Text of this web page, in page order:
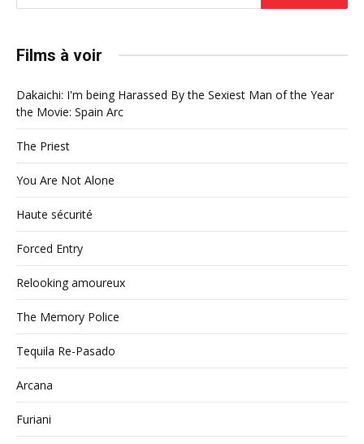
Films à voir
Dakaichi: I'm being Harassed By the Sexiest Man of the Year
the Movie: Spain Arc
The Priest
You Are Not Alone
Haute sécurité
Forced Entry
Relooking amoureux
The Memory Police
Tequila Re-Pasado
Arcana
Furiani